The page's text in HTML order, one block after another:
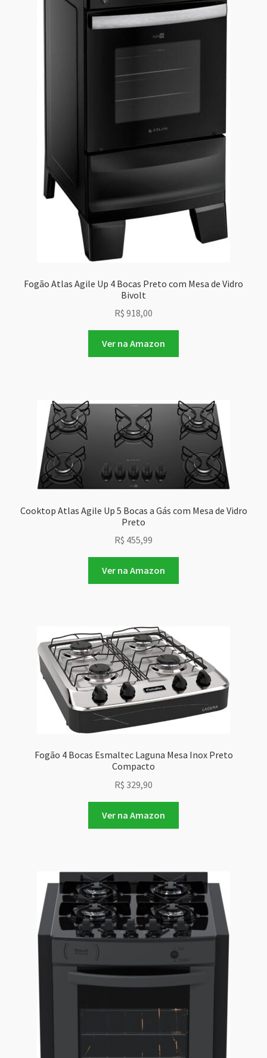
Fogão Atlas Agile Up 4 Bocas Preto com Mesa de Vidro
Bivolt
R$ 918,00
Ver na Amazon
Cooktop Atlas Agile Up 5 Bocas a Gás com Mesa de Vidro
Preto
R$ 455,99
Ver na Amazon
Fogão 4 Bocas Esmaltec Laguna Mesa Inox Preto
Compacto
R$ 329,90
Ver na Amazon